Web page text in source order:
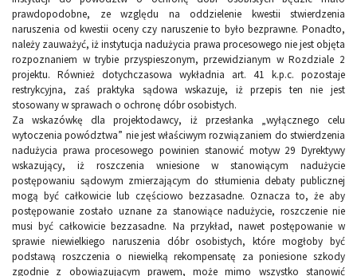
prawdopodobne, ze względu na oddzielenie kwestii stwierdzenia
naruszenia od kwestii oceny czy naruszenie to było bezprawne. Ponadto,
należy zauważyć, iż instytucja nadużycia prawa procesowego nie jest objęta
rozpoznaniem w trybie przyspieszonym, przewidzianym w Rozdziale 2
projektu. Również dotychczasowa wykładnia art. 41 k.p.c. pozostaje
restrykcyjna, zaś praktyka sądowa wskazuje, iż przepis ten nie jest
stosowany w sprawach o ochronę dóbr osobistych.
Za wskazówkę dla projektodawcy, iż przesłanka „wyłącznego celu
wytoczenia powództwa” nie jest właściwym rozwiązaniem do stwierdzenia
nadużycia prawa procesowego powinien stanowić motyw 29 Dyrektywy
wskazujący, iż roszczenia wniesione w stanowiącym nadużycie
postępowaniu sądowym zmierzającym do stłumienia debaty publicznej
mogą być całkowicie lub częściowo bezzasadne. Oznacza to, że aby
postępowanie zostało uznane za stanowiące nadużycie, roszczenie nie
musi być całkowicie bezzasadne. Na przykład, nawet postępowanie w
sprawie niewielkiego naruszenia dóbr osobistych, które mogłoby być
podstawą roszczenia o niewielką rekompensatę za poniesione szkody
zgodnie z obowiązującym prawem, może mimo wszystko stanowić